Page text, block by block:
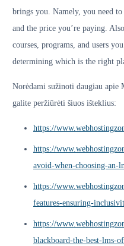
brings you. Namely, you need
and the price you’re paying.
courses, programs, and users
determining which is the right
Norėdami sužinoti daugiau
galite peržiūrėti šiuos išteklius:
https://
https://
avoid-when-choosing-an-
https://
features-ensuring-
https://
blackboard-the-best-lms-